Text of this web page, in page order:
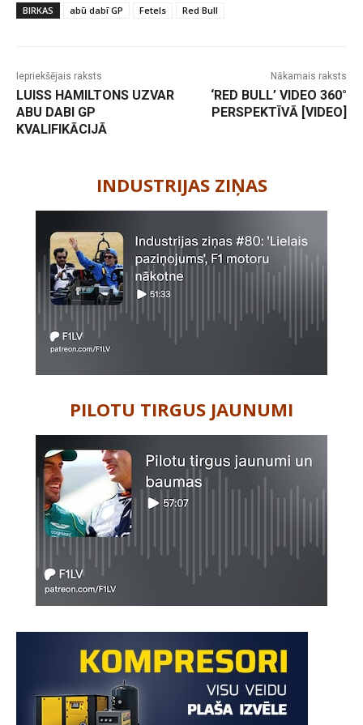
BIRKAS abū dabī GP Fetels Red Bull
Iepriekšējais raksts
LUISS HAMILTONS UZVAR
ABU DABI GP
KVALIFIKĀCIJĀ
Nākamais raksts
‘RED BULL’ VIDEO 360°
PERSPEKTĪVĀ [VIDEO]
INDUSTRIJAS ZIŅAS
PILOTU TIRGUS JAUNUMI